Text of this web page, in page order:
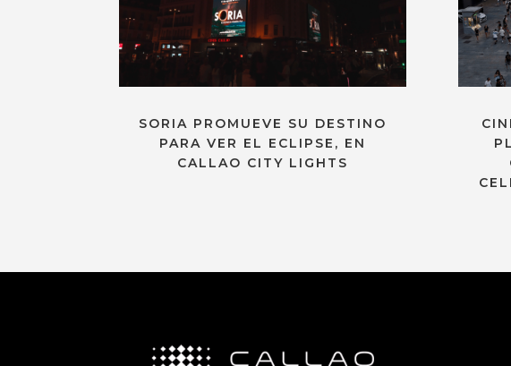
SORIA PROMUEVE SU DESTINO
PARA VER EL ECLIPSE, EN
CALLAO CITY LIGHTS